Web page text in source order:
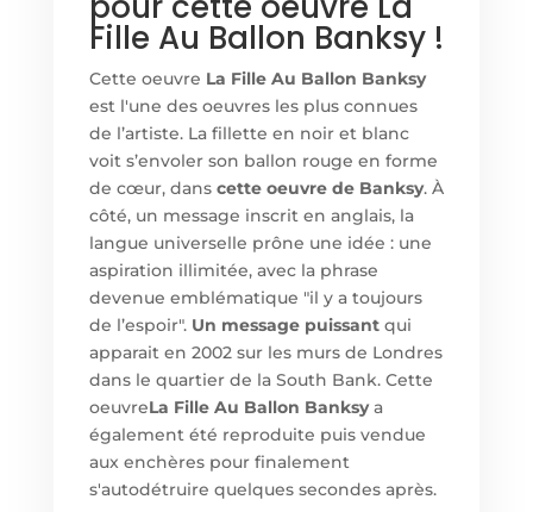
Fille Au Ballon Banksy !
Cette oeuvre La Fille Au Ballon Banksy
est l'une des oeuvres les plus connues
de l’artiste. La fillette en noir et blanc
voit s’envoler son ballon rouge en forme
de cœur, dans cette oeuvre de Banksy. À
côté, un message inscrit en anglais, la
langue universelle prône une idée : une
aspiration illimitée, avec la phrase
devenue emblématique "il y a toujours
de l’espoir". Un message puissantqui
apparait en 2002 sur les murs de Londres
dans le quartier de la South Bank. Cette
oeuvreLa Fille Au Ballon Banksya
également été reproduite puis vendue
aux enchères pour finalement
s'autodétruire quelques secondes après.